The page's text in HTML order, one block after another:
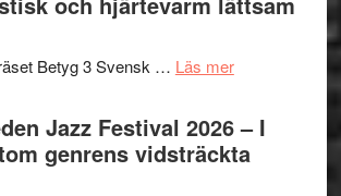
till
Kulturs
Betyg 3 Svensk … Läs merom
Filmrecension:
Det
grönaste
gräset
Jazz Festival 2026 – I
genrens vidsträckta